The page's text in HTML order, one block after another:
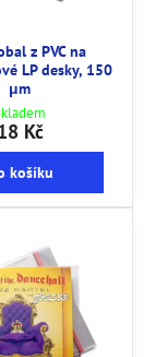
z PVC na
LP desky, 150
μm
Kč
košíku